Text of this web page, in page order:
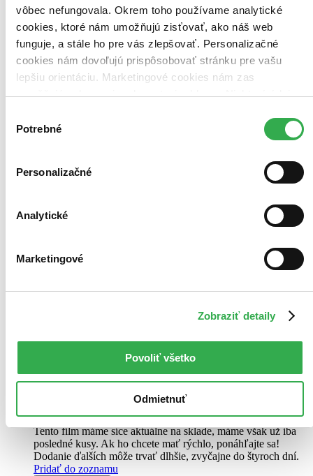
vôbec nefungovala. Okrem toho používame analytické
cookies, ktoré nám umožňujú zisťovať, ako náš web
funguje, a stále ho pre vás zlepšovať. Personalizačné
cookies nám dovoľujú prispôsobovať stránku pre vašu
lepšiu orientáciu. Marketingové cookies nám zas
umožňujú zobrazenie relevantnej reklamy. Niektoré údaje
keby sme mohli používať všetky tieto cookies. Ďakujeme!
súhlasu
Potrebné
Personalizačné
Analytické
Marketingové
Zobraziť detaily
Povoliť všetko
Odmietnuť
Keď draka bolí hlava
CZ
Kamila Magálová
Zuzana Mauréry
pod Dračí skálou, kde ze všech sil pracuje i netradiční pomocník,
dvouhlavý dráček Čmoudík. Jednou začne Čmoudík dětem
Na sklade 1 ks
Tento film máme síce aktuálne na sklade, máme však už iba
posledné kusy. Ak ho chcete mať rýchlo, ponáhľajte sa!
Dodanie ďalších môže trvať dlhšie, zvyčajne do štyroch dní.
Pridať do zoznamu